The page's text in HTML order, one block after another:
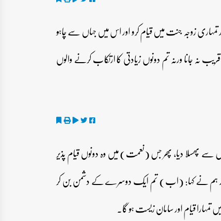
زوجہ جنت میں قیام کرو اور اس میں جہاں سے چاہو
نہ جانا ورنہ تم دونوں زیادتی کا ارتکاب کرنے والوں
پھسلا دیا، پھر جس (نعمت) میں وہ دونوں قیام پذیر
اور ہم نے کہا: (اب) تم ایک دوسرے کے دشمن بن کر
قیام اور سامان زیست ہو گا۔